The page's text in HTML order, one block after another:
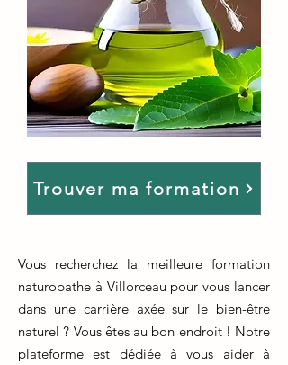
Trouver ma formation
Vous recherchez la meilleure formation
naturopathe à Villorceau pour vous lancer
dans une carrière axée sur le bien-être
naturel ? Vous êtes au bon endroit ! Notre
plateforme est dédiée à vous aider à